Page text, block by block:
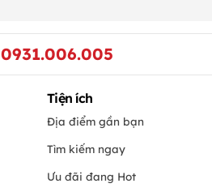
0931.006.005
Tiện ích
Địa điểm gần bạn
Tìm kiếm ngay
Ưu đãi đang Hot